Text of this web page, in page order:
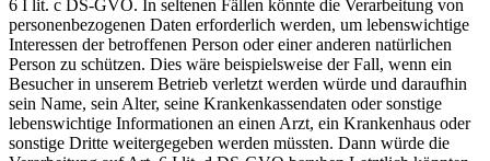
6 I lit. c DS-GVO. In seltenen Fällen könnte die Verarbeitung von
personenbezogenen Daten erforderlich werden, um lebenswichtige
Interessen der betroffenen Person oder einer anderen natürlichen
Person zu schützen. Dies wäre beispielsweise der Fall, wenn ein
Besucher in unserem Betrieb verletzt werden würde und daraufhin
sein Name, sein Alter, seine Krankenkassendaten oder sonstige
lebenswichtige Informationen an einen Arzt, ein Krankenhaus oder
sonstige Dritte weitergegeben werden müssten. Dann würde die